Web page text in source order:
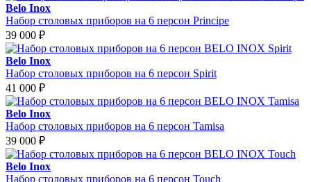
Belo Inox
Набор столовых приборов на 6 персон Principe
39 000 ₽
Belo Inox
Набор столовых приборов на 6 персон Spirit
41 000 ₽
Belo Inox
Набор столовых приборов на 6 персон Tamisa
39 000 ₽
Belo Inox
Набор столовых приборов на 6 персон Touch